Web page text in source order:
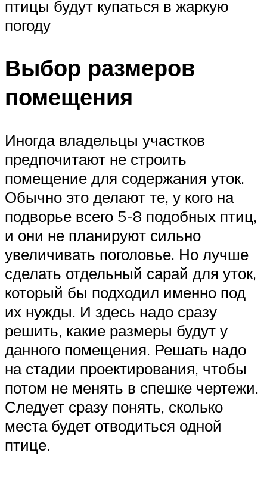
птицы будут купаться в жаркую
погоду
Выбор размеров
помещения
Иногда владельцы участков
предпочитают не строить
помещение для содержания уток.
Обычно это делают те, у кого на
подворье всего 5-8 подобных птиц,
и они не планируют сильно
увеличивать поголовье. Но лучше
сделать отдельный сарай для уток,
который бы подходил именно под
их нужды. И здесь надо сразу
решить, какие размеры будут у
данного помещения. Решать надо
на стадии проектирования, чтобы
потом не менять в спешке чертежи.
Следует сразу понять, сколько
места будет отводиться одной
птице.